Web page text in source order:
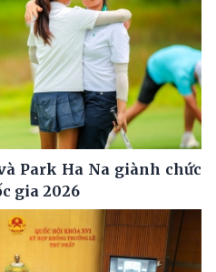
Park Ha Na giành chức
gia 2026